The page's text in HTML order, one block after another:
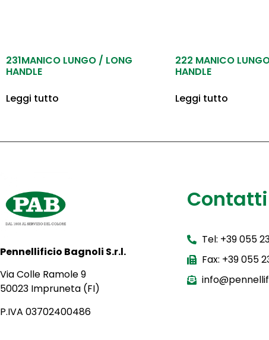
231MANICO LUNGO / LONG
HANDLE
Leggi tutto
222 MANICO
HANDLE
Leggi tutto
Pennellificio Bagnoli S.r.l.
Via Colle Ramole 9
50023 Impruneta (FI)
P.IVA 03702400486
Contatti
Tel: +39 055
Fax: +39 055